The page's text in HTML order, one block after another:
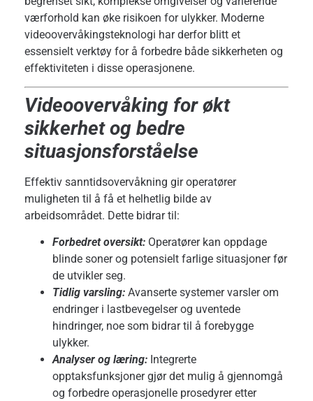
værforhold kan øke risikoen for ulykker. Moderne
videoovervåkingsteknologi har derfor blitt et
essensielt verktøy for å forbedre både sikkerheten og
effektiviteten i disse operasjonene.
Videoovervåking for økt
sikkerhet og bedre
situasjonsforståelse
Effektiv sanntidsovervåkning gir operatører
muligheten til å få et helhetlig bilde av
arbeidsområdet. Dette bidrar til:
Forbedret oversikt: Operatører kan oppdage
blinde soner og potensielt farlige situasjoner før
de utvikler seg.
Tidlig varsling: Avanserte systemer varsler om
endringer i lastbevegelser og uventede
hindringer, noe som bidrar til å forebygge
ulykker.
Analyser og læring: Integrerte
opptaksfunksjoner gjør det mulig å gjennomgå
og forbedre operasjonelle prosedyrer etter